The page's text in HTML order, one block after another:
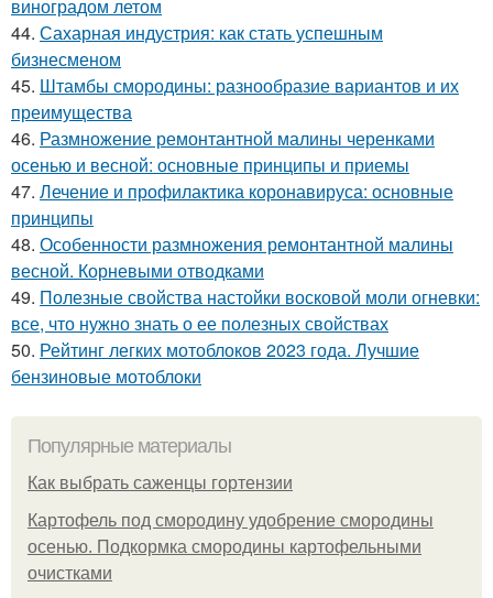
виноградом летом
44. Сахарная индустрия: как стать успешным
бизнесменом
45. Штамбы смородины: разнообразие вариантов и их
преимущества
46. Размножение ремонтантной малины черенками
осенью и весной: основные принципы и приемы
47. Лечение и профилактика коронавируса: основные
принципы
48. Особенности размножения ремонтантной малины
весной. Корневыми отводками
49. Полезные свойства настойки восковой моли огневки:
все, что нужно знать о ее полезных свойствах
50. Рейтинг легких мотоблоков 2023 года. Лучшие
бензиновые мотоблоки
Популярные материалы
Как выбрать саженцы гортензии
Картофель под смородину удобрение смородины
осенью. Подкормка смородины картофельными
очистками